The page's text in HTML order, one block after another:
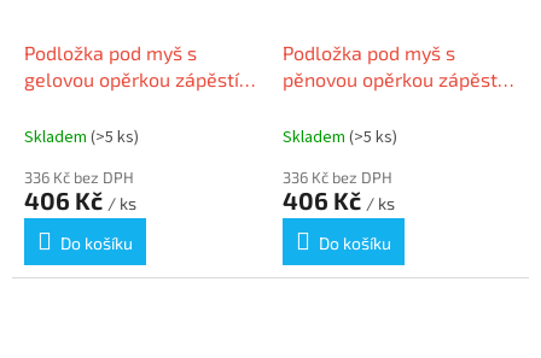
Podložka pod myš s
gelovou opěrkou zápěstí,
Skladem (>5 ks)
336 Kč bez DPH
406 Kč / ks
Do košíku
Podložka pod myš s
pěnovou opěrkou zápěstí,
Skladem (>5 ks)
336 Kč bez DPH
406 Kč / ks
Do košíku